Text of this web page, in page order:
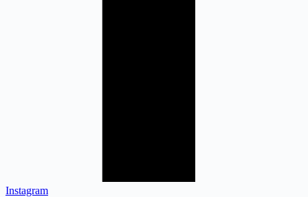
Instagram